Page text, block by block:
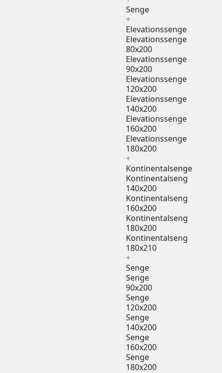
Senge
+
Elevationssenge
Elevationssenge
80x200
Elevationssenge
90x200
Elevationssenge
120x200
Elevationssenge
140x200
Elevationssenge
160x200
Elevationssenge
180x200
+
Kontinentalsenge
Kontinentalseng
140x200
Kontinentalseng
160x200
Kontinentalseng
180x200
Kontinentalseng
180x210
+
Senge
Senge
90x200
Senge
120x200
Senge
140x200
Senge
160x200
Senge
180x200